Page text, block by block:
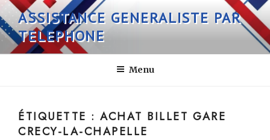
Aller
au
contenu
principal
ASSISTANCE GENERALISTE PAR
TELEPHONE
Menu
ÉTIQUETTE :ACHAT BILLET GARE
CRECY-LA-CHAPELLE